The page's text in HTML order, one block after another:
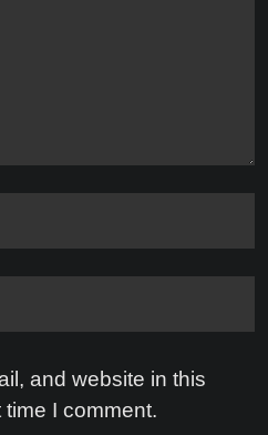
and website in this
I comment.